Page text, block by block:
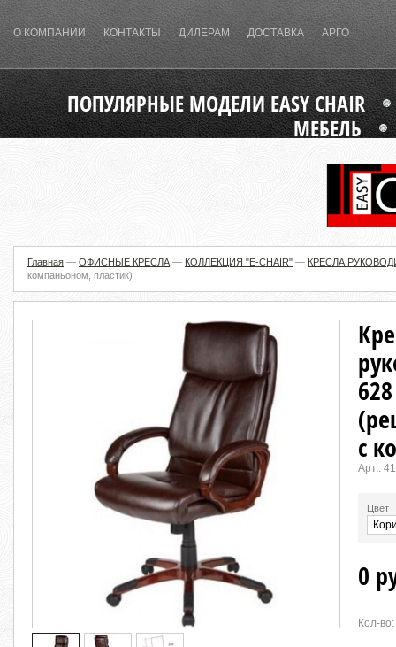
О КОМПАНИИ КОНТАКТЫ ДИЛЕРАМ ДОСТАВКА АРГО
ПОПУЛЯРНЫЕ МОДЕЛИ EASY CHAIR
МЕБЕЛЬ
Главная — ОФИСНЫЕ КРЕСЛА — КОЛЛЕКЦИЯ "E-CHAIR" — КРЕСЛА
компаньоном, пластик)
с
Арт.:
Цвет
0
Кол-во: